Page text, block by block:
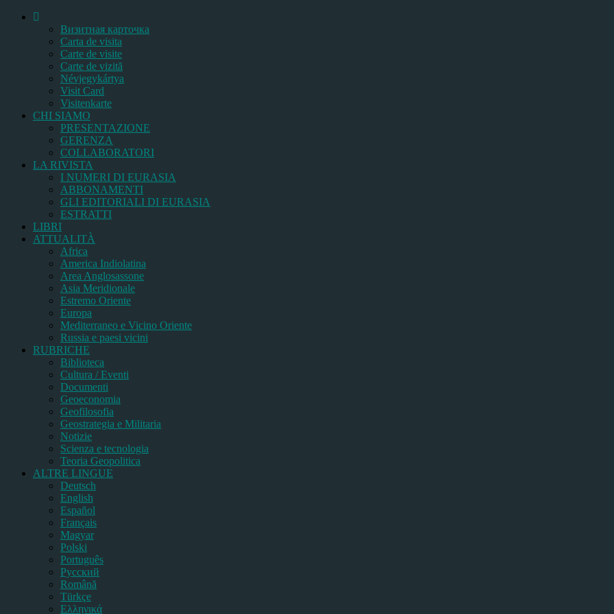
Bизитная карточка
Carta de visita
Carte de visite
Carte de vizită
Névjegykártya
Visit Card
Visitenkarte
CHI SIAMO
PRESENTAZIONE
GERENZA
COLLABORATORI
LA RIVISTA
I NUMERI DI EURASIA
ABBONAMENTI
GLI EDITORIALI DI EURASIA
ESTRATTI
LIBRI
ATTUALITÀ
Africa
America Indiolatina
Area Anglosassone
Asia Meridionale
Estremo Oriente
Europa
Mediterraneo e Vicino Oriente
Russia e paesi vicini
RUBRICHE
Biblioteca
Cultura / Eventi
Documenti
Geoeconomia
Geofilosofia
Geostrategia e Militaria
Notizie
Scienza e tecnologia
Teoria Geopolitica
ALTRE LINGUE
Deutsch
English
Español
Français
Magyar
Polski
Português
Pусский
Română
Türkçe
Ελληνικά